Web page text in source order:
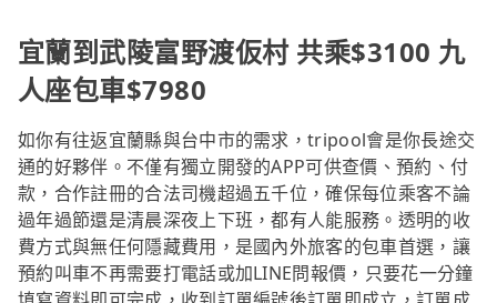
宜蘭到武陵富野渡仮村 共乘$3100 九
人座包車$7980
如你有往返宜蘭縣與台中市的需求，tripool會是你長途交
通的好夥伴。不僅有獨立開發的APP可供查價、預約、付
款，合作註冊的合法司機超過五千位，確保每位乘客不論
過年過節還是清晨深夜上下班，都有人能服務。透明的收
費方式與無任何隱藏費用，是國內外旅客的包車首選，讓
預約叫車不再需要打電話或加LINE問報價，只要花一分鐘